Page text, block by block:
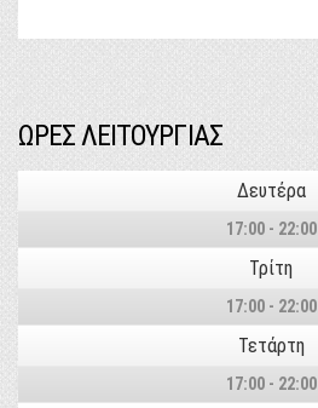
ΩΡΕΣ ΛΕΙΤΟΥΡΓΙΑΣ
Δευτέρα
17:00 - 22:00
Τρίτη
17:00 - 22:00
Τετάρτη
17:00 - 22:00